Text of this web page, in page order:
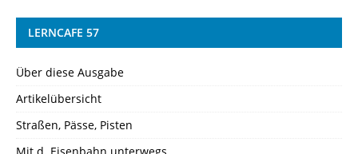
LERNCAFE 57
Über diese Ausgabe
Artikelübersicht
Straßen, Pässe, Pisten